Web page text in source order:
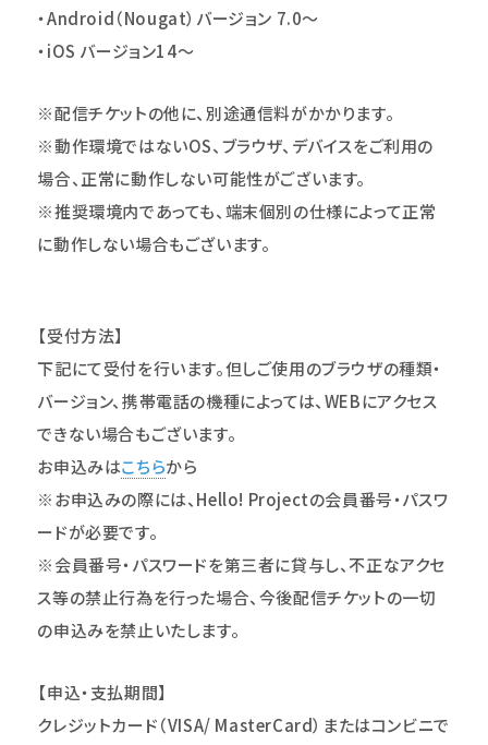
・Android（Nougat）バージョン 7.0～
・iOS バージョン14～
※配信チケットの他に、別途通信料がかかります。
※動作環境ではないOS、ブラウザ、デバイスをご利用の
場合、正常に動作しない可能性がございます。
※推奨環境内であっても、端末個別の仕様によって正常
に動作しない場合もございます。
【受付方法】
下記にて受付を行います。但しご使用のブラウザの種類・
バージョン、携帯電話の機種によっては、WEBにアクセス
できない場合もございます。
お申込みはこちらから
※お申込みの際には、Hello! Projectの会員番号・パスワ
ードが必要です。
※会員番号・パスワードを第三者に貸与し、不正なアクセ
ス等の禁止行為を行った場合、今後配信チケットの一切
の申込みを禁止いたします。
【申込・支払期間】
クレジットカード（VISA/ MasterCard）またはコンビニで